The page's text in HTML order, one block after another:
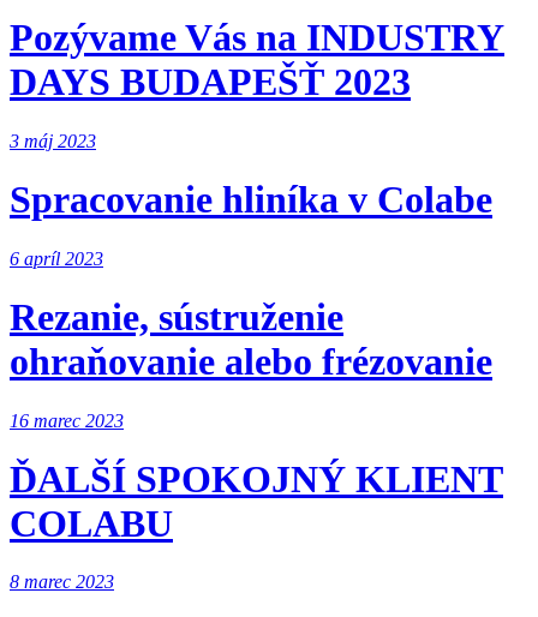
Pozývame Vás na INDUSTRY
DAYS BUDAPEŠŤ 2023
3 máj 2023
Spracovanie hliníka v Colabe
6 apríl 2023
Rezanie, sústruženie
ohraňovanie alebo frézovanie
16 marec 2023
ĎALŠÍ SPOKOJNÝ KLIENT
COLABU
8 marec 2023